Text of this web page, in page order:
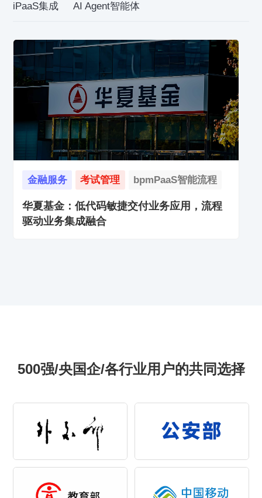
iPaaS集成
AI Agent智能体
金融服务 考试管理 bpmPaaS智能流程
华夏基金：低代码敏捷交付业务应用，流程
驱动业务集成融合
500强/央国企/各行业用户的共同选择